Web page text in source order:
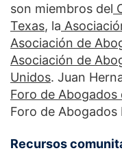
son miembros del
Texas, la
Asociación de
Asociación de
Unidos. Juan
Foro de Abogados
Foro de
Recursos